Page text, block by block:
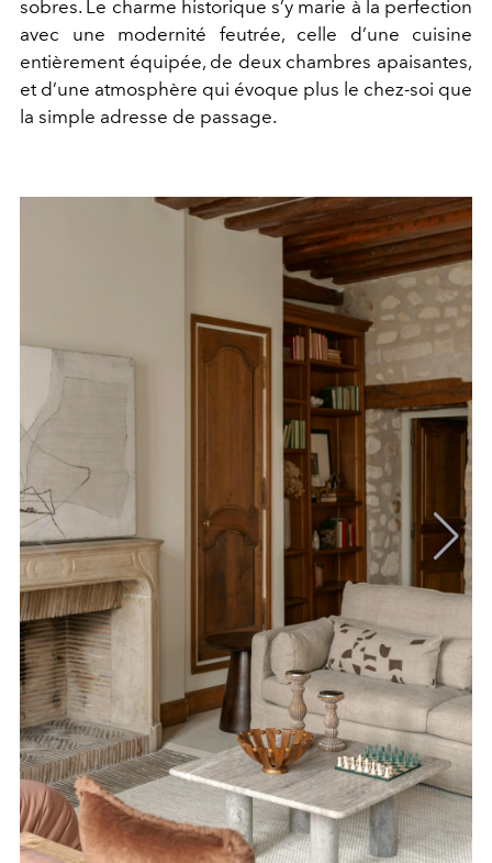
sobres. Le charme historique s’y marie à la perfection
avec une modernité feutrée, celle d’une cuisine
entièrement équipée, de deux chambres apaisantes,
et d’une atmosphère qui évoque plus le chez-soi que
la simple adresse de passage.